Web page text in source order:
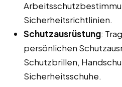
Sicherheitsrichtlinien.
Schutzausrüstung:
persönlichen
Schutzbrillen,
Sicherheitsschuhe.